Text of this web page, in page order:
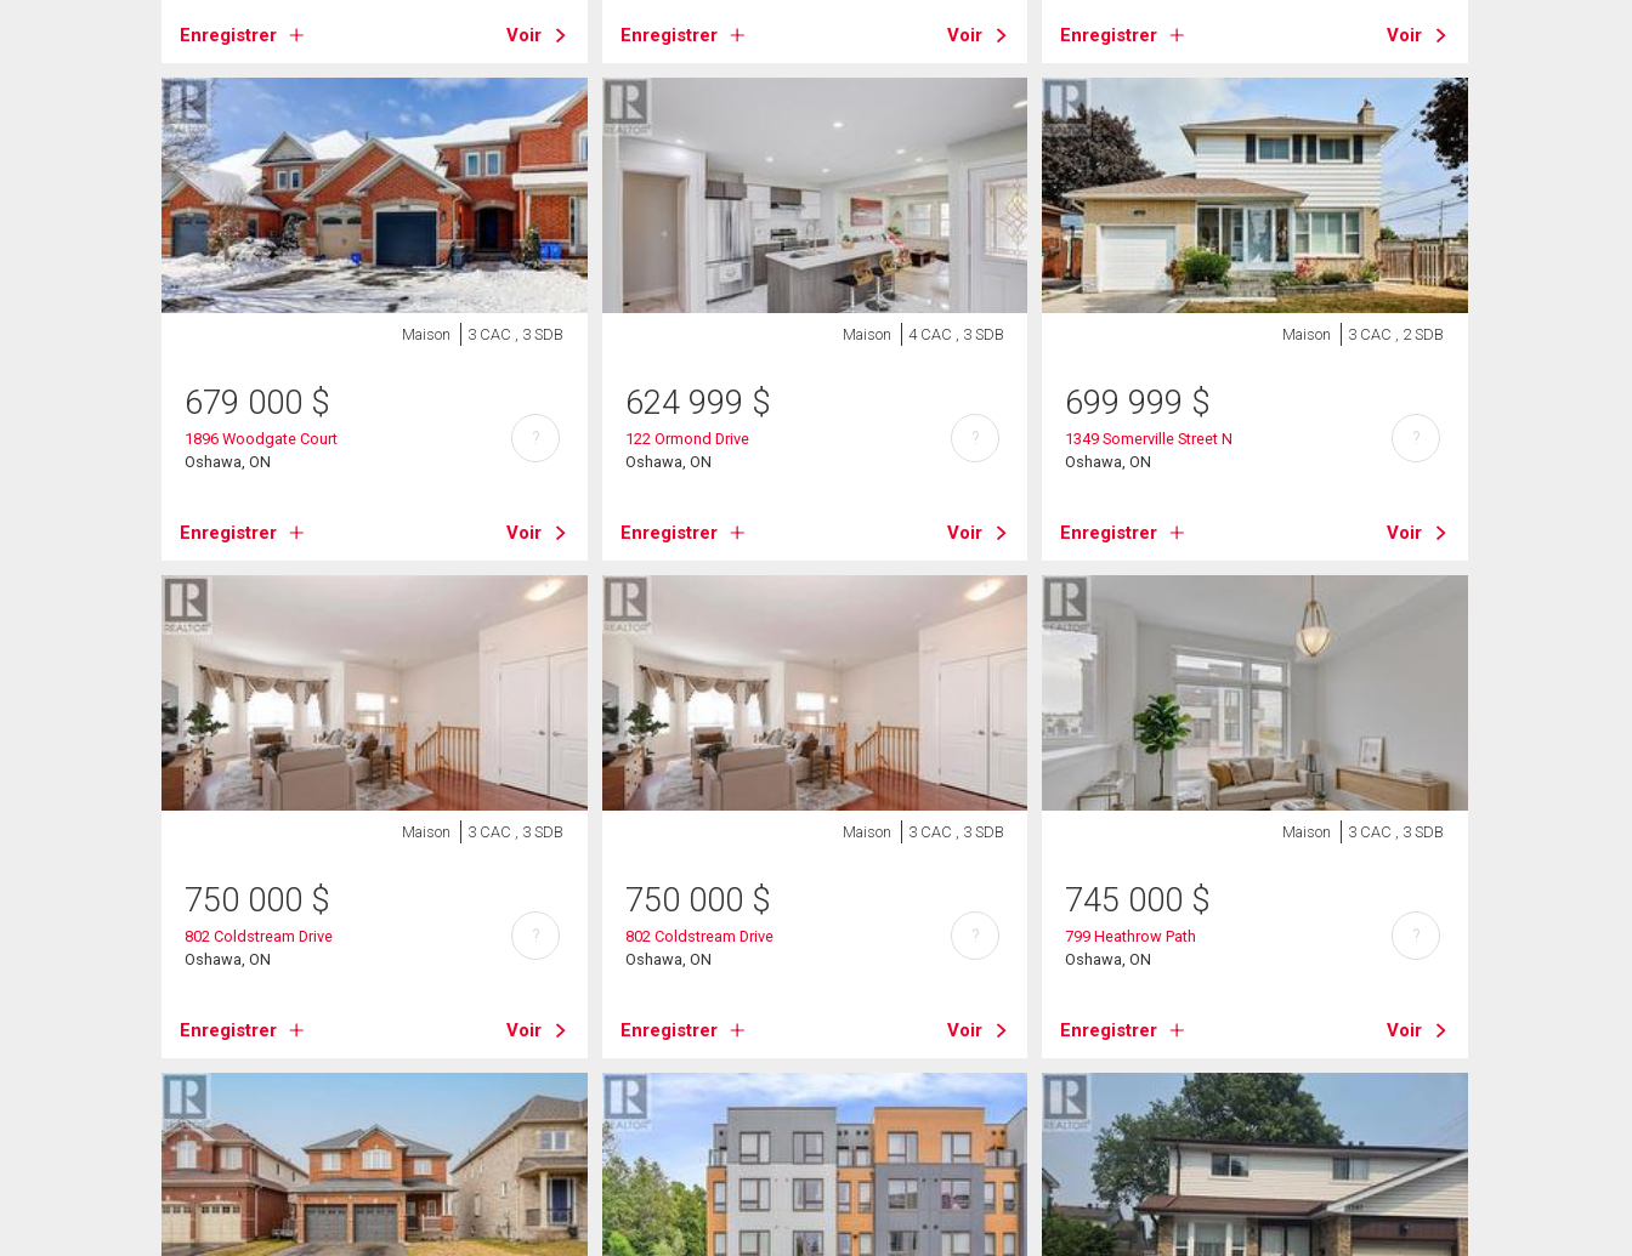
Enregistrer Voir Enregistrer Voir Enregistrer Voir
Maison 3 CAC , 3 SDB
679 000 $
1896 Woodgate Court
Oshawa, ON
Enregistrer Voir
?
Maison 4 CAC , 3 SDB
624 999 $
122 Ormond Drive
Oshawa, ON
Enregistrer Voir
?
Maison 3 CAC , 2 SDB
699 999 $
1349 Somerville Street N
Oshawa, ON
Enregistrer Voir
?
Maison 3 CAC , 3 SDB
750 000 $
802 Coldstream Drive
Oshawa, ON
Enregistrer Voir
?
Maison 3 CAC , 3 SDB
750 000 $
802 Coldstream Drive
Oshawa, ON
Enregistrer Voir
?
Maison 3 CAC , 3 SDB
745 000 $
799 Heathrow Path
Oshawa, ON
Enregistrer Voir
?